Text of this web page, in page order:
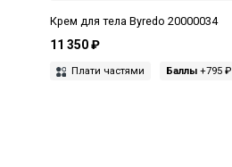
Крем для тела Byredo 20000034
11 350 ₽
Плати частями Баллы +795 ₽